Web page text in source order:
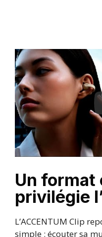
Un format
privilégie
L’ACCENTUM Clip
simple : écouter sa